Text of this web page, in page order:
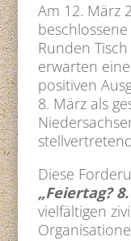
Am 12. März
Runden
erwarten
positiven
8. März als
Diese
„Feiertag?
vielfältigen